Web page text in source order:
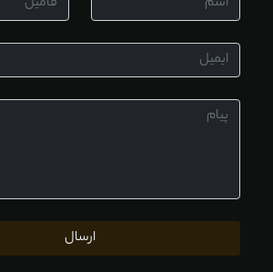
ارسال